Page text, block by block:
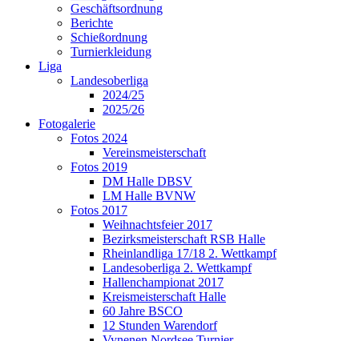
Geschäftsordnung
Berichte
Schießordnung
Turnierkleidung
Liga
Landesoberliga
2024/25
2025/26
Fotogalerie
Fotos 2024
Vereinsmeisterschaft
Fotos 2019
DM Halle DBSV
LM Halle BVNW
Fotos 2017
Weihnachtsfeier 2017
Bezirksmeisterschaft RSB Halle
Rheinlandliga 17/18 2. Wettkampf
Landesoberliga 2. Wettkampf
Hallenchampionat 2017
Kreismeisterschaft Halle
60 Jahre BSCO
12 Stunden Warendorf